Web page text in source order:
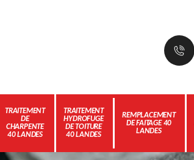
TRAITEMENT
DE
CHARPENTE
40 LANDES
TRAITEMENT
HYDROFUGE
DE TOITURE
40 LANDES
REMPLACEMENT
DE FAITAGE 40
LANDES